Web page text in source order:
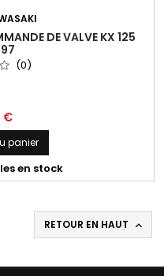
DE VALVE KX 125
(0)
€
panier
en stock
RETOUR EN HAUT 